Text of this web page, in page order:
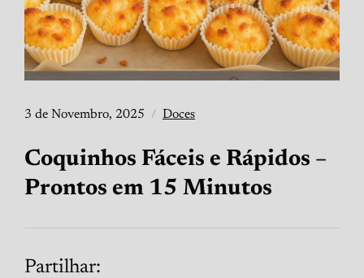
3 de Novembro, 2025 Doces
Coquinhos Fáceis e Rápidos –
Prontos em 15 Minutos
Partilhar: